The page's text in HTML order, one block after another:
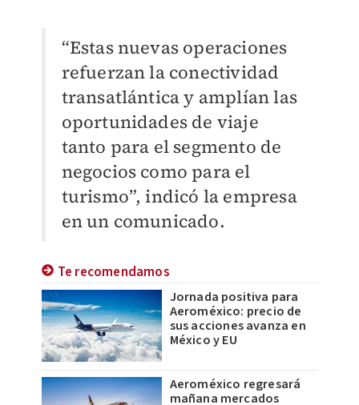
“Estas nuevas operaciones
refuerzan la conectividad
transatlántica y amplían las
oportunidades de viaje
tanto para el segmento de
negocios como para el
turismo”, indicó la empresa
en un comunicado.
Te recomendamos
Jornada positiva para
Aeroméxico: precio de
sus acciones avanza en
México y EU
Aeroméxico regresará
mañana mercados